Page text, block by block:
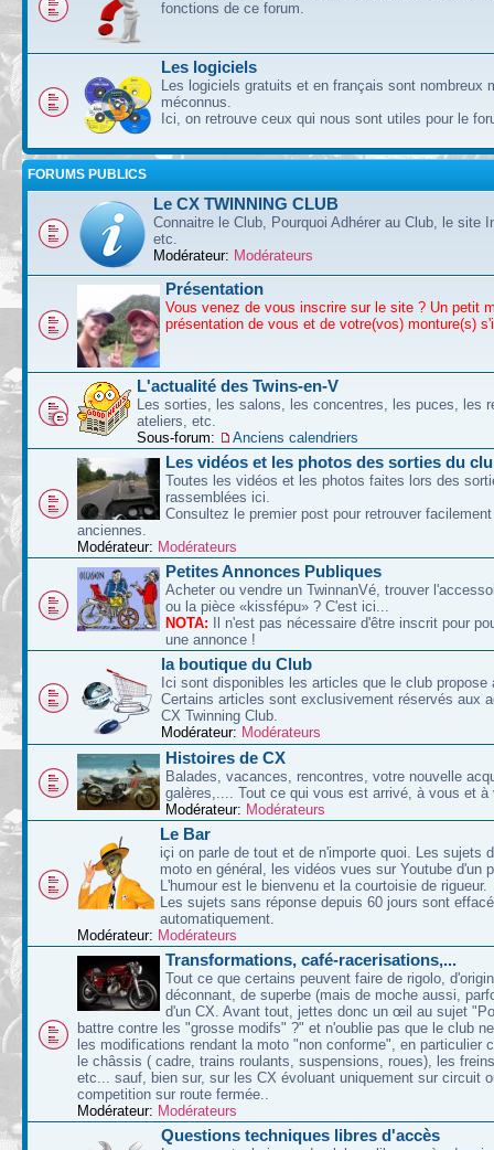
fonctions de ce forum.
Les logiciels
Les logiciels gratuits et en français sont nombreux
méconnus.
Ici, on retrouve ceux qui nous sont utiles pour le
FORUMS PUBLICS
Le CX TWINNING CLUB
Connaitre le Club, Pourquoi Adhérer au Club, le site
etc.
Modérateur: Modérateurs
Présentation
Vous venez de vous inscrire sur le site ? Un petit
présentation de vous et de votre(vos) monture(s)
L'actualité des Twins-en-V
Les sorties, les salons, les concentres, les puces, les
ateliers, etc.
Sous-forum:
Anciens calendriers
Les vidéos et les photos des sorties du
Toutes les vidéos et les photos faites lors des
rassemblées ici.
Consultez le premier post pour retrouver
anciennes.
Modérateur: Modérateurs
Petites Annonces Publiques
Acheter ou vendre un TwinnanVé, trouver
ou la pièce «kissfépu» ? C'est ici...
NOTA: Il n'est pas nécessaire d'être inscrit pour
une annonce !
la boutique du Club
Ici sont disponibles les articles que le club propose
Certains articles sont exclusivement réservés aux
CX Twinning Club.
Modérateur: Modérateurs
Histoires de CX
Balades, vacances, rencontres, votre nouvelle
galères,.... Tout ce qui vous est arrivé, à vous et à
Modérateur: Modérateurs
Le Bar
içi on parle de tout et de n'importe quoi. Les sujets
moto en général, les vidéos vues sur Youtube d'un
L'humour est le bienvenu et la courtoisie de rigueur.
Les sujets sans réponse depuis 60 jours sont
automatiquement.
Modérateur: Modérateurs
Transformations, café-racerisations,...
Tout ce que certains peuvent faire de rigolo,
déconnant, de superbe (mais de moche aussi,
d'un CX. Avant tout, jettes donc un œil au sujet
battre contre les "grosse modifs" ?" et n'oublie pas que le club
les modifications rendant la moto "non conforme", en particulier
le châssis ( cadre, trains roulants, suspensions, roues), les
etc... sauf, bien sur, sur les CX évoluant uniquement sur circuit
competition sur route fermée..
Modérateur: Modérateurs
Questions techniques libres d'accès